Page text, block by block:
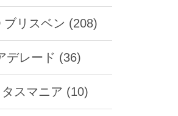
ブリスベン (208)
デレード (36)
スマニア (10)